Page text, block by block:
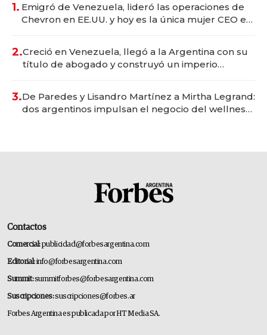
1. Emigró de Venezuela, lideró las operaciones de
Chevron en EE.UU. y hoy es la única mujer CEO en
2.Creció en Venezuela, llegó a la Argentina con su
título de abogado y construyó un imperio
3.De Paredes y Lisandro Martínez a Mirtha Legrand:
dos argentinos impulsan el negocio del wellness
Contactos
Comercial:publicidad@forbesargentina.com
Editorial:info@forbesargentina.com
Summit:summitforbes@forbesargentina.com
Suscripciones:suscripciones@forbes.ar
Forbes Argentina es publicada por HT Media SA.